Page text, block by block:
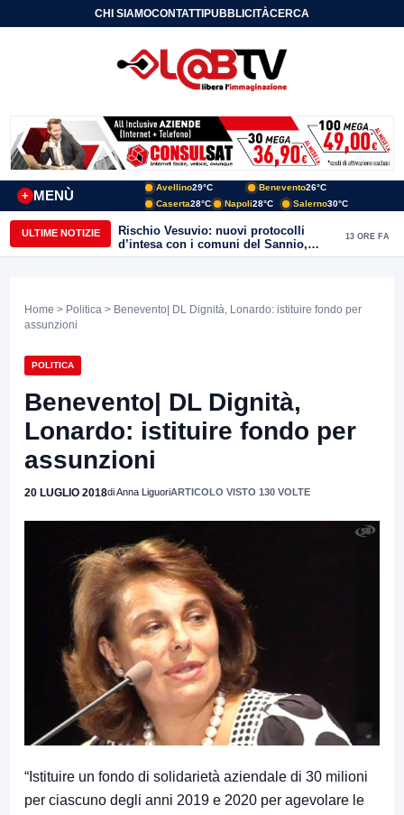
CHI SIAMOCONTATTIPUBBLICITÀCERCA
MENÙ
+
Avellino29°C Benevento26°C
Caserta28°C Napoli28°C Salerno30°C
ULTIME NOTIZIE
Rischio Vesuvio: nuovi protocolli
d’intesa con i comuni del Sannio,
firmato il protocollo con Arpaise
13 ORE FA
Home > Politica > Benevento| DL Dignità, Lonardo: istituire fondo per
assunzioni
POLITICA
Benevento| DL Dignità,
Lonardo: istituire fondo per
assunzioni
20 LUGLIO 2018di Anna LiguoriARTICOLO VISTO 130 VOLTE
“Istituire un fondo di solidarietà aziendale di 30 milioni
per ciascuno degli anni 2019 e 2020 per agevolare le